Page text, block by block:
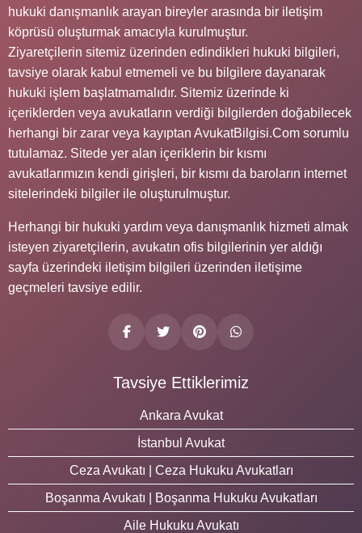
hukuki danışmanlık arayan bireyler arasında bir iletişim
köprüsü oluşturmak amacıyla kurulmuştur.
Ziyaretçilerin sitemiz üzerinden edindikleri hukuki bilgileri,
tavsiye olarak kabul etmemeli ve bu bilgilere dayanarak
hukuki işlem başlatmamalıdır. Sitemiz üzerinde ki
içeriklerden veya avukatların verdiği bilgilerden doğabilecek
herhangi bir zarar veya kayıptan AvukatBilgisi.Com sorumlu
tutulamaz. Sitede yer alan içeriklerin bir kısmı
avukatlarımızın kendi girişleri, bir kısmı da baroların internet
sitelerindeki bilgiler ile oluşturulmuştur.
Herhangi bir hukuki yardım veya danışmanlık hizmeti almak
isteyen ziyaretçilerin, avukatın ofis bilgilerinin yer aldığı
sayfa üzerindeki iletişim bilgileri üzerinden iletişime
geçmeleri tavsiye edilir.
Tavsiye Ettiklerimiz
Ankara Avukat
İstanbul Avukat
Ceza Avukatı | Ceza Hukuku Avukatları
Boşanma Avukatı | Boşanma Hukuku Avukatları
Aile Hukuku Avukatı